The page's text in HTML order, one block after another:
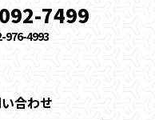
7499
976-4993
合わせ